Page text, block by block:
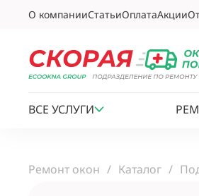
О компанииСтатьиОплатаАкции
ВСЕ УСЛУГИ
Ремонт окон Каталог